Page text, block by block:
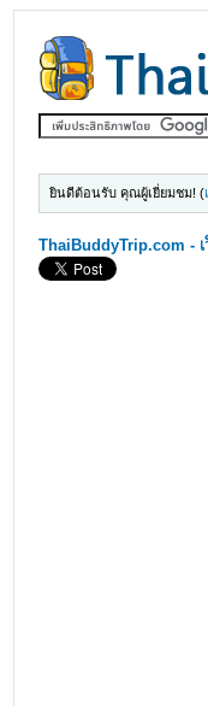
ยินดีต้อนรับ คุณผู้เยี่ยมชม! (
ThaiBuddyTrip.com -